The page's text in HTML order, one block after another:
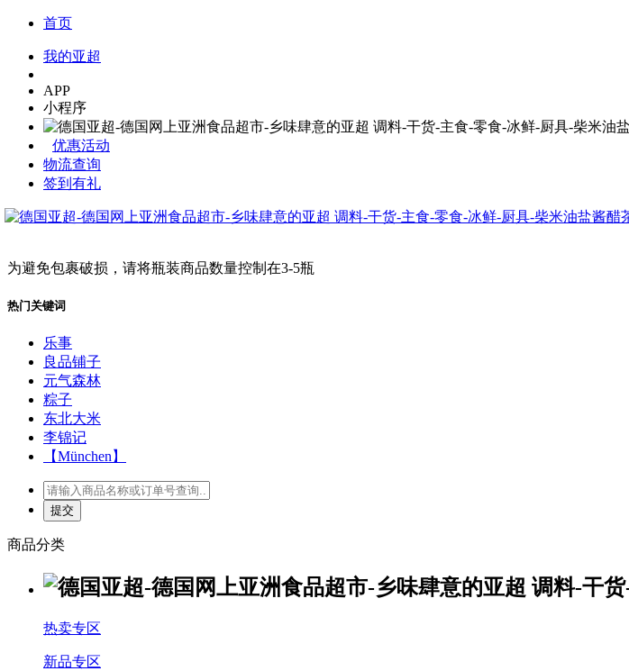
首页
我的亚超
APP
小程序
优惠活动
物流查询
签到有礼
为避免包裹破损，请将瓶装商品数量控制在3-5瓶
热门关键词
乐事
良品铺子
元气森林
粽子
东北大米
李锦记
【München】
商品分类
热卖专区
新品专区